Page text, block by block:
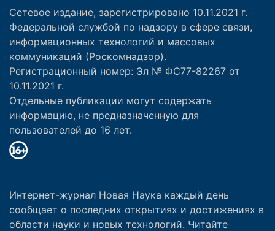
Сетевое издание, зарегистрировано 10.11.2021 г.
Федеральной службой по надзору в сфере связи,
информационных технологий и массовых
коммуникаций (Роскомнадзор).
Регистрационный номер: Эл № ФС77-82267 от
10.11.2021 г.
Отдельные публикации могут содержать
информацию, не предназначенную для
пользователей до 16 лет.
Интернет-журнал Новая Наука каждый день
сообщает о последних открытиях и достижениях в
области науки и новых технологий. Читайте